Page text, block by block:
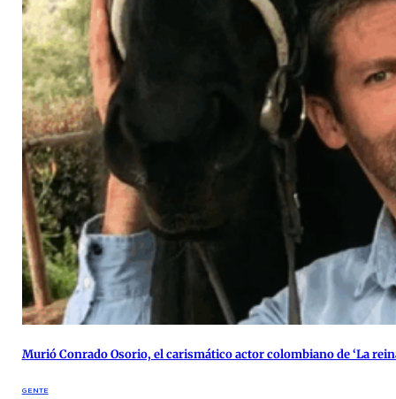
Murió Conrado Osorio, el carismático actor colombiano de ‘La reina
GENTE